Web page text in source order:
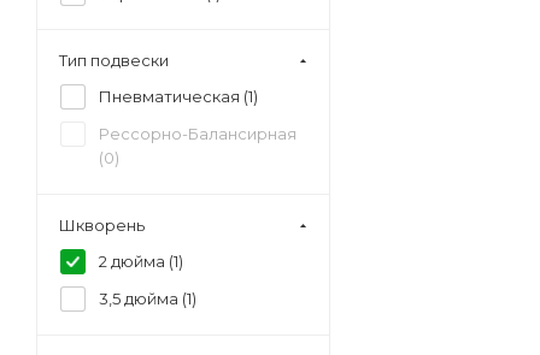
Тип подвески
Пневматическая (1)
Рессорно-Балансирная
(0)
Шкворень
2 дюйма (1)
3,5 дюйма (1)